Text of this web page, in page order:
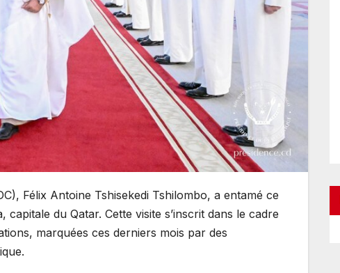
Félix Antoine Tshisekedi Tshilombo, a entamé ce
du Qatar. Cette visite s’inscrit dans le cadre
marquées ces derniers mois par des